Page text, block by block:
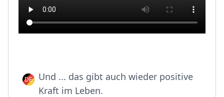
Und ... das gibt auch wieder positive
Kraft im Leben.